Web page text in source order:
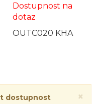
Dostupnost na
dotaz
OUTC020 KHA
×
dostupnost